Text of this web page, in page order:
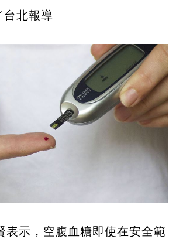
台北報導
表示，空腹血糖即使在安全範